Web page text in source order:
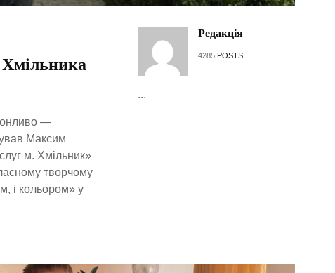
Хмільника
—
Максим
м. Хмільник»
творчому
і кольором» у
Редакція
4285 POSTS
...